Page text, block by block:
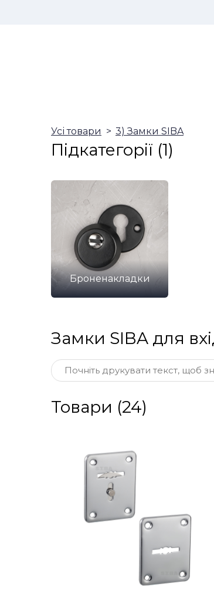
Усі товари 3) Замки SIBA
Підкатегорії (1)
Броненакладки
Замки SIBA для
Товари (24)